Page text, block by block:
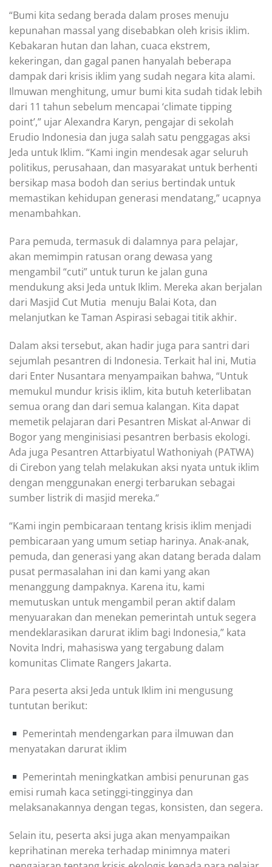
“Bumi kita sedang berada dalam proses menuju
kepunahan massal yang disebabkan oleh krisis iklim.
Kebakaran hutan dan lahan, cuaca ekstrem,
kekeringan, dan gagal panen hanyalah beberapa
dampak dari krisis iklim yang sudah negara kita alami.
Ilmuwan menghitung, umur bumi kita sudah tidak lebih
dari 11 tahun sebelum mencapai ‘climate tipping
point’,” ujar Alexandra Karyn, pengajar di sekolah
Erudio Indonesia dan juga salah satu penggagas aksi
Jeda untuk Iklim. “Kami ingin mendesak agar seluruh
politikus, perusahaan, dan masyarakat untuk berhenti
bersikap masa bodoh dan serius bertindak untuk
memastikan kehidupan generasi mendatang,” ucapnya
menambahkan.
Para pemuda, termasuk di dalamnya para pelajar,
akan memimpin ratusan orang dewasa yang
mengambil “cuti” untuk turun ke jalan guna
mendukung aksi Jeda untuk Iklim. Mereka akan berjalan
dari Masjid Cut Mutia menuju Balai Kota, dan
melanjutkan ke Taman Aspirasi sebagai titik akhir.
Dalam aksi tersebut, akan hadir juga para santri dari
sejumlah pesantren di Indonesia. Terkait hal ini, Mutia
dari Enter Nusantara menyampaikan bahwa, “Untuk
memukul mundur krisis iklim, kita butuh keterlibatan
semua orang dan dari semua kalangan. Kita dapat
memetik pelajaran dari Pesantren Miskat al-Anwar di
Bogor yang menginisiasi pesantren berbasis ekologi.
Ada juga Pesantren Attarbiyatul Wathoniyah (PATWA)
di Cirebon yang telah melakukan aksi nyata untuk iklim
dengan menggunakan energi terbarukan sebagai
sumber listrik di masjid mereka.“
“Kami ingin pembicaraan tentang krisis iklim menjadi
pembicaraan yang umum setiap harinya. Anak-anak,
pemuda, dan generasi yang akan datang berada dalam
pusat permasalahan ini dan kami yang akan
menanggung dampaknya. Karena itu, kami
memutuskan untuk mengambil peran aktif dalam
menyuarakan dan menekan pemerintah untuk segera
mendeklarasikan darurat iklim bagi Indonesia,” kata
Novita Indri, mahasiswa yang tergabung dalam
komunitas Climate Rangers Jakarta.
Para peserta aksi Jeda untuk Iklim ini mengusung
tuntutan berikut:
Pemerintah mendengarkan para ilmuwan dan
menyatakan darurat iklim
Pemerintah meningkatkan ambisi penurunan gas
emisi rumah kaca setinggi-tingginya dan
melaksanakannya dengan tegas, konsisten, dan segera.
Selain itu, peserta aksi juga akan menyampaikan
keprihatinan mereka terhadap minimnya materi